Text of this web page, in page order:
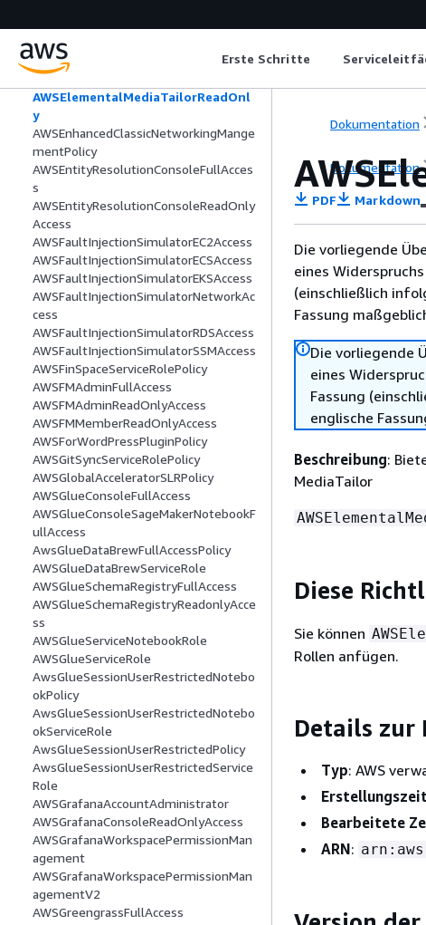
Erste Schritte
AWSElementalMediaStoreFullAccess
AWSElementalMediaStoreReadOnly
AWSElementalMediaTailorFullAccess
AWSElementalMediaTailorReadOnl
y
AWSEnhancedClassicNetworkingMange
mentPolicy
AWSEntityResolutionConsoleFullAcces
s
AWSEntityResolutionConsoleReadOnly
Access
AWSFaultInjectionSimulatorEC2Access
AWSFaultInjectionSimulatorECSAccess
AWSFaultInjectionSimulatorEKSAccess
AWSFaultInjectionSimulatorNetworkAc
cess
AWSFaultInjectionSimulatorRDSAccess
AWSFaultInjectionSimulatorSSMAccess
AWSFinSpaceServiceRolePolicy
AWSFMAdminFullAccess
AWSFMAdminReadOnlyAccess
AWSFMMemberReadOnlyAccess
AWSForWordPressPluginPolicy
AWSGitSyncServiceRolePolicy
AWSGlobalAcceleratorSLRPolicy
AWSGlueConsoleFullAccess
AWSGlueConsoleSageMakerNotebookF
ullAccess
AwsGlueDataBrewFullAccessPolicy
AWSGlueDataBrewServiceRole
AWSGlueSchemaRegistryFullAccess
AWSGlueSchemaRegistryReadonlyAcce
ss
AWSGlueServiceNotebookRole
AWSGlueServiceRole
AwsGlueSessionUserRestrictedNotebo
okPolicy
AwsGlueSessionUserRestrictedNotebo
okServiceRole
AwsGlueSessionUserRestrictedPolicy
AwsGlueSessionUserRestrictedService
Role
AWSGrafanaAccountAdministrator
AWSGrafanaConsoleReadOnlyAccess
AWSGrafanaWorkspacePermissionMan
agement
AWSGrafanaWorkspacePermissionMan
agementV2
AWSGreengrassFullAccess
Dokumentation
Dokumentation
PDF Markdown
Die vorliegende
eines
(einschließlich
Fassung
Die vorliegende
eines
Fassung
englische
Beschreibung:
MediaTailor
Diese
Sie können
Rollen anfügen.
Details zur
Typ: AWS
Erstellungszeit
Bearbeitete
ARN: